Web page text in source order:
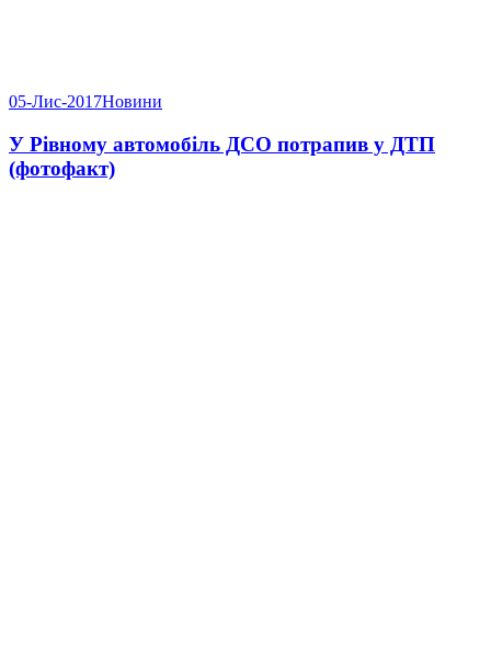
05-Лис-2017Новини
У Рівному автомобіль ДСО потрапив у ДТП
(фотофакт)